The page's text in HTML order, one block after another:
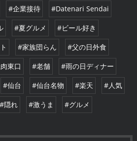
#企業接待 #Datenari Sendai
#夏グルメ #ビール好き
#家族団らん #父の日外食
東口 #老舗 #雨の日ディナー
#仙台 #仙台名物 #楽天 #人気
#隠れ #激うま #グルメ